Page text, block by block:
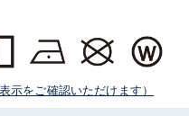
示をご確認いただけます）